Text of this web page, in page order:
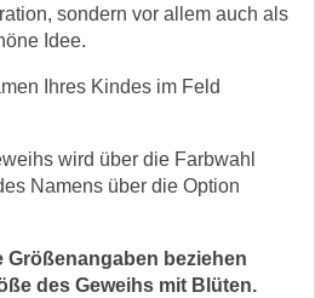
sondern vor allem auch als
Idee.
Ihres Kindes im Feld
wird über die Farbwahl
Namens über die Option
Größenangaben beziehen
des Geweihs mit Blüten.